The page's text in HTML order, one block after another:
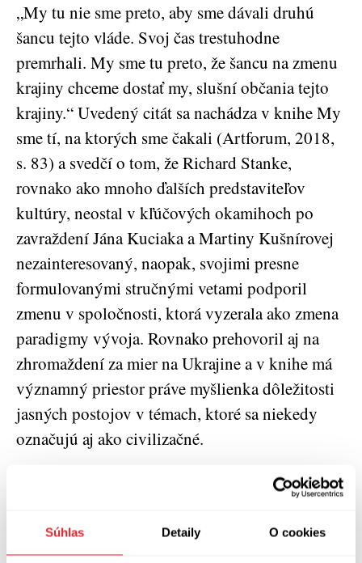
Súhlas Detaily O cookies
„My tu nie sme preto, aby sme dávali druhú
šancu tejto vláde. Svoj čas trestuhodne
premrhali. My sme tu preto, že šancu na zmenu
krajiny chceme dostať my, slušní občania tejto
krajiny.“ Uvedený citát sa nachádza v knihe My
sme tí, na ktorých sme čakali (Artforum, 2018,
s. 83) a svedčí o tom, že Richard Stanke,
rovnako ako mnoho ďalších predstaviteľov
kultúry, neostal v kľúčových okamihoch po
zavraždení Jána Kuciaka a Martiny Kušnírovej
nezainteresovaný, naopak, svojimi presne
formulovanými stručnými vetami podporil
zmenu v spoločnosti, ktorá vyzerala ako zmena
paradigmy vývoja. Rovnako prehovoril aj na
zhromaždení za mier na Ukrajine a v knihe má
významný priestor práve myšlienka dôležitosti
jasných postojov v témach, ktoré sa niekedy
označujú aj ako civilizačné.
Jediná nevýhoda knihy je, že by mohla byť snáď
aj dlhšia. Rozhodnutie autorov je potrebné
rešpektovať, ale vzhľadom na to, že Richard
Stanke nepôsobí na sociálnych médiách a o jeho